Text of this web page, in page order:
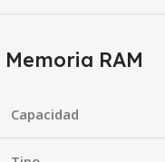
Memoria RAM
Capacidad